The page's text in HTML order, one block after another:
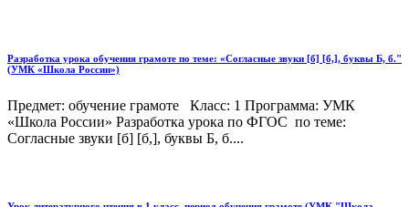
Разработка урока обучения грамоте по теме: «Согласные звуки [б] [б,], буквы Б, б."
(УМК «Школа России»)
Предмет: обучение грамоте Класс: 1 Программа: УМК
«Школа России» Разработка урока по ФГОС по теме:
Согласные звуки [б] [б,], буквы Б, б....